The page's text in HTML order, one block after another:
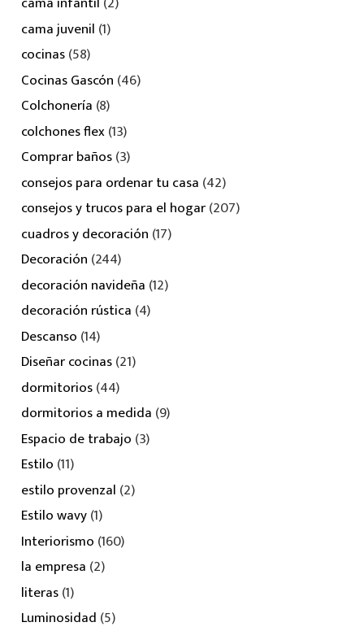
cama juvenil (1)
cocinas(58)
Cocinas Gascón (46)
Colchonería (8)
colchones flex(13)
Comprar baños(3)
consejos para ordenar tu casa (42)
consejos y trucos para el hogar(207)
cuadros y decoración (17)
Decoración (244)
decoración navideña (12)
decoración rústica (4)
Descanso (14)
Diseñar cocinas(21)
dormitorios(44)
dormitorios a medida (9)
Espacio de trabajo (3)
Estilo (11)
estilo provenzal (2)
Estilo wavy(1)
Interiorismo (160)
la empresa (2)
literas(1)
Luminosidad (5)